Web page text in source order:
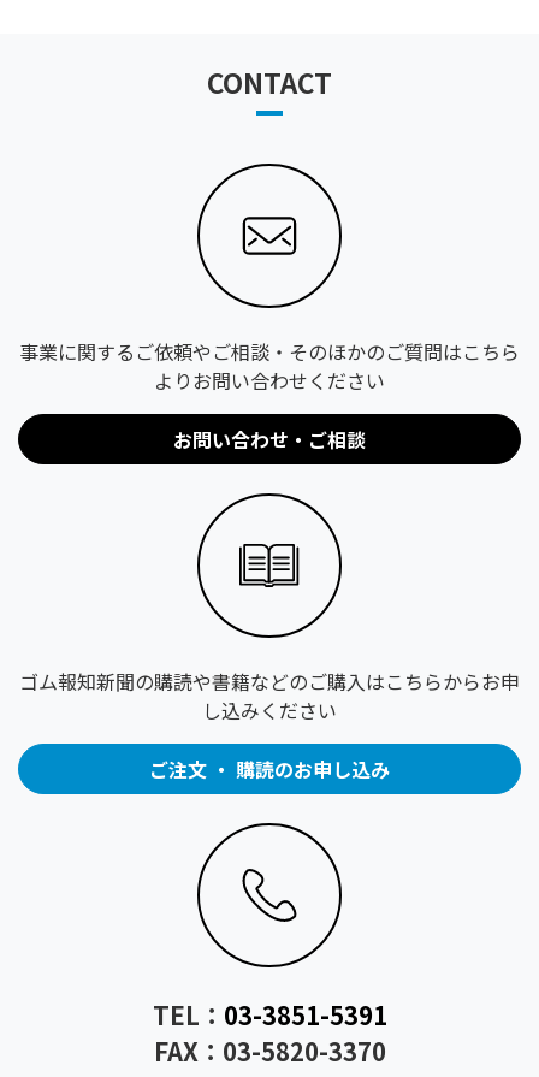
CONTACT
事業に関するご依頼やご相談・そのほかのご質問はこちら
よりお問い合わせください
お問い合わせ・ご相談
ゴム報知新聞の購読や書籍などのご購入はこちらからお申
し込みください
ご注文 ・ 購読のお申し込み
TEL： 03-3851-5391
FAX：03-5820-3370